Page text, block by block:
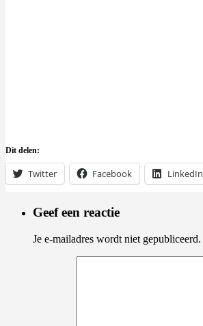
Dit delen:
Twitter Facebook LinkedIn
Geef een reactie
Je e-mailadres wordt niet gepubliceerd.